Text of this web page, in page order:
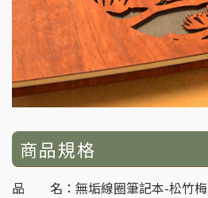
商品規格
品 名：無垢線圈筆記本-松竹梅